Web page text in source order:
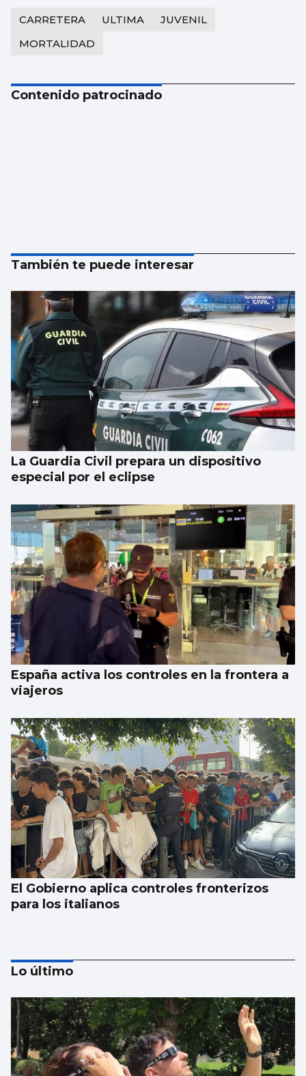
CARRETERA ULTIMA
JUVENIL
MORTALIDAD
Contenido patrocinado
También te puede interesar
La Guardia Civil prepara un dispositivo
especial por el eclipse
España activa los controles en la frontera a
viajeros
El Gobierno aplica controles fronterizos
para los italianos
Lo último